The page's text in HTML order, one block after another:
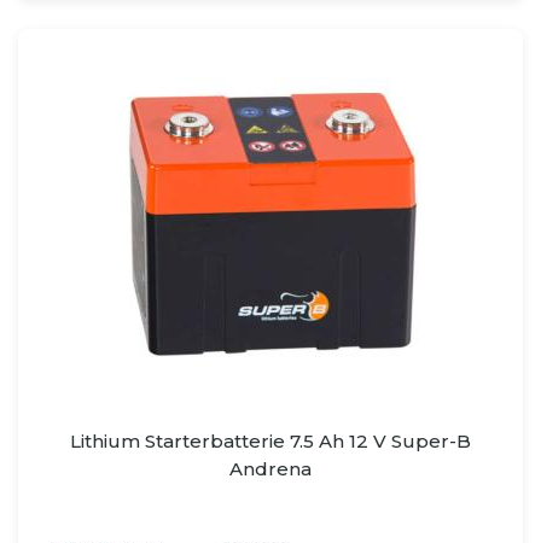
Lithium Starterbatterie 7.5 Ah 12 V Super-B
Andrena